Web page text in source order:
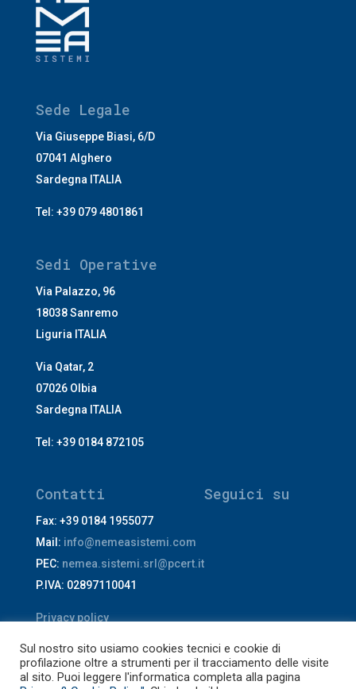
Sede Legale
Via Giuseppe Biasi, 6/D
07041 Alghero
Sardegna ITALIA
Tel: +39 079 4801861
Sedi Operative
Via Palazzo, 96
18038 Sanremo
Liguria ITALIA
Via Qatar, 2
07026 Olbia
Sardegna ITALIA
Tel: +39 0184 872105
Contatti
Fax: +39 0184 1955077
Mail: info@nemeasistemi.com
PEC: nemea.sistemi.srl@pcert.it
P.IVA: 02897110041
Privacy policy
Seguici su
Sul nostro sito usiamo cookies tecnici e cookie di
profilazione oltre a strumenti per il tracciamento delle visite
al sito. Puoi leggere l'informatica completa alla pagina